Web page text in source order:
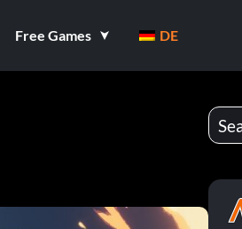
Free Games DE